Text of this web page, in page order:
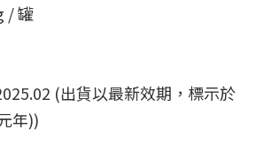
/ 罐
(出貨以最新效期，標示於
年))